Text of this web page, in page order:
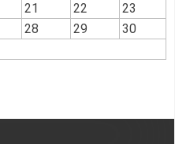
21 22
23
28 29
30